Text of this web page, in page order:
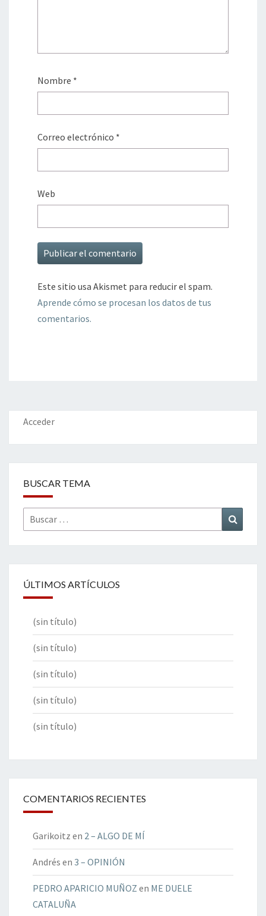
Nombre *
Correo electrónico *
Web
Este sitio usa Akismet para reducir el spam.
Aprende cómo se procesan los datos de tus
comentarios.
Acceder
BUSCAR TEMA
Buscar
por:
ÚLTIMOS ARTÍCULOS
(sin título)
(sin título)
(sin título)
(sin título)
(sin título)
COMENTARIOS RECIENTES
Garikoitz en 2 – ALGO DE MÍ
Andrés en 3 – OPINIÓN
PEDRO APARICIO MUÑOZ en ME DUELE
CATALUÑA